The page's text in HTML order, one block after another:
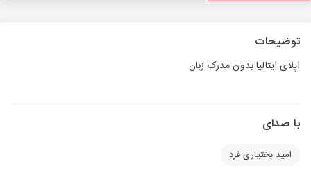
توضیحات
اپلای ایتالیا بدون مدرک زبان
با صدای
امید بختیاری فرد